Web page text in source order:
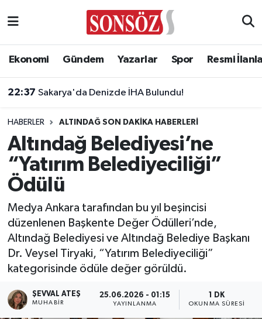
Ekonomi Gündem Yazarlar Spor Resmi
22:37 Sakarya'da Denizde İHA Bulundu!
HABERLER ALTINDAĞ SON DAKIKA HABERLERI
Altındağ Belediyesi’ne
“Yatırım Belediyeciliği”
Ödülü
Medya Ankara tarafından bu yıl beşincisi
düzenlenen Başkente Değer Ödülleri’nde,
Altındağ Belediyesi ve Altındağ Belediye Başkanı
Dr. Veysel Tiryaki, “Yatırım Belediyeciliği”
kategorisinde ödüle değer görüldü.
ŞEVVAL ATEŞ
MUHABIR
25.06.2026 - 01:15
YAYINLANMA
1 DK
OKUNMA SÜRESI
Asayiş
Biyografi
Çevre
Diğer
Dünya
Eğitim
Ankara Nöbetçi Eczaneler
Ankara Trafik Yoğunluk Haritası
Süper Lig Puan Durumu ve Fikstür
Tüm Manşetler
Son Dakika Haberleri
Haber Arşivi